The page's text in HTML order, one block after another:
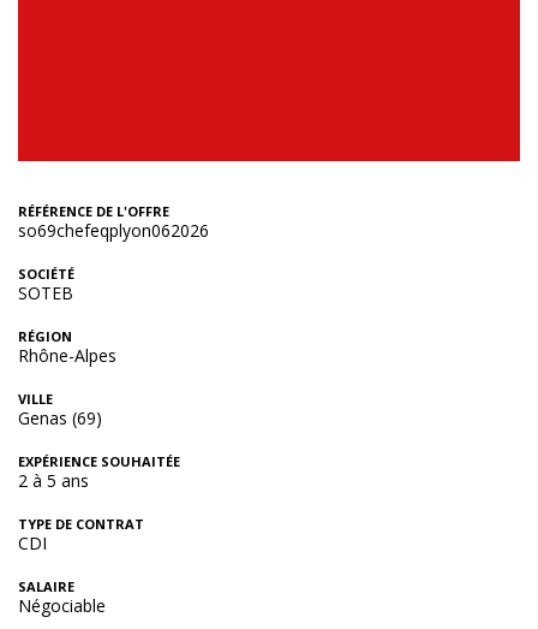
RÉFÉRENCE DE L'OFFRE
so69chefeqplyon062026
SOCIÉTÉ
SOTEB
RÉGION
Rhône-Alpes
VILLE
Genas (69)
EXPÉRIENCE SOUHAITÉE
2 à 5 ans
TYPE DE CONTRAT
CDI
SALAIRE
Négociable